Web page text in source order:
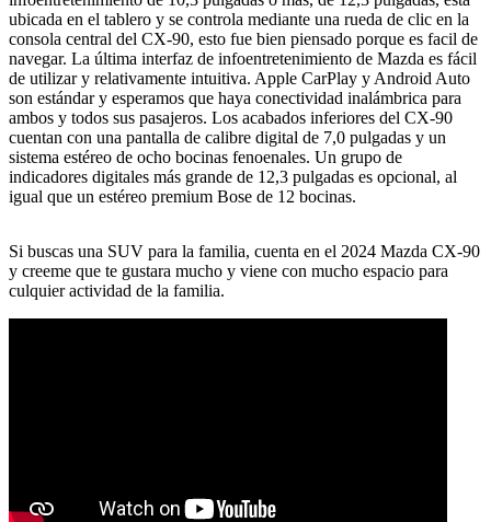
ubicada en el tablero y se controla mediante una rueda de clic en la
consola central del CX-90, esto fue bien piensado porque es facil de
navegar. La última interfaz de infoentretenimiento de Mazda es fácil
de utilizar y relativamente intuitiva. Apple CarPlay y Android Auto
son estándar y esperamos que haya conectividad inalámbrica para
ambos y todos sus pasajeros. Los acabados inferiores del CX-90
cuentan con una pantalla de calibre digital de 7,0 pulgadas y un
sistema estéreo de ocho bocinas fenoenales. Un grupo de
indicadores digitales más grande de 12,3 pulgadas es opcional, al
igual que un estéreo premium Bose de 12 bocinas.
Si buscas una SUV para la familia, cuenta en el 2024 Mazda CX-90
y creeme que te gustara mucho y viene con mucho espacio para
culquier actividad de la familia.